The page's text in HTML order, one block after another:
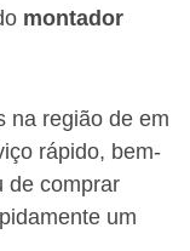
montador
na região de em
rápido, bem-
de comprar
um